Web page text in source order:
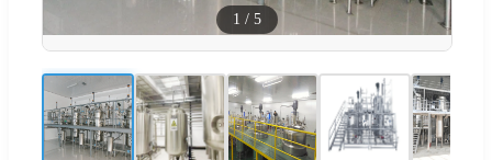
1 / 5